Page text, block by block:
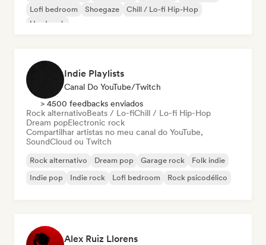
Lofi bedroom
Shoegaze
Chill / Lo-fi Hip-Hop
Hard rock
Indie Playlists
Canal Do YouTube/Twitch
> 4500 feedbacks enviados
Rock alternativoBeats / Lo-fiChill / Lo-fi Hip-Hop
Dream popElectronic rock
Compartilhar artistas no meu canal do YouTube,
SoundCloud ou Twitch
Rock alternativo Dream pop Garage rock
Folk indie
Indie pop
Indie rock Lofi bedroom Rock psicodélico
Alex Ruiz Llorens